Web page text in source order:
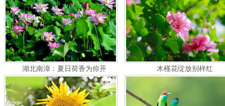
湖北南漳：夏日荷香为你开 木槿花绽放别样红